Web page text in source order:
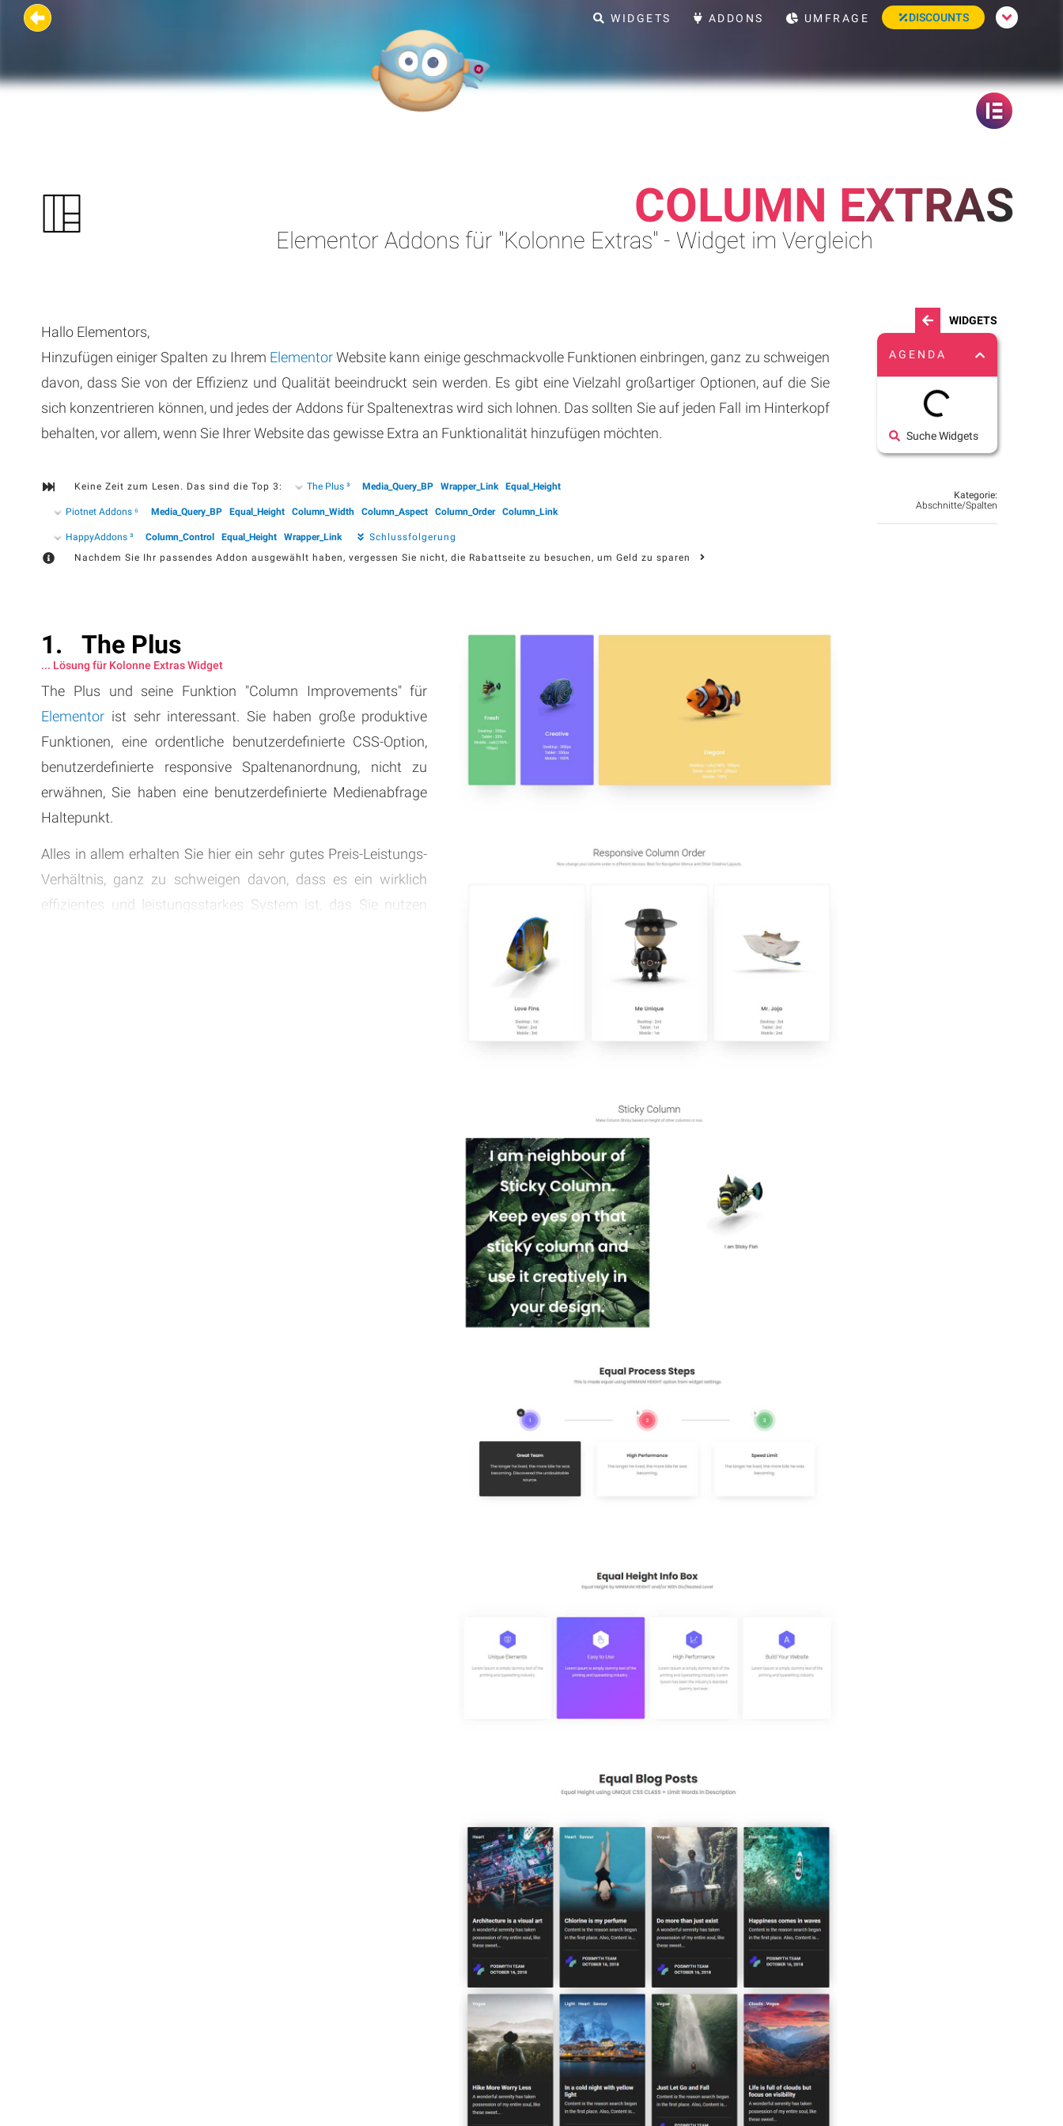
WIDGETS ADDONS UMFRAGE DISCOUNTS
COLUMN EXTRAS
Elementor Addons für "Kolonne Extras" - Widget im Vergleich
Hallo Elementors,
Hinzufügen einiger Spalten zu Ihrem ElementorWebsite kann einige geschmackvolle Funktionen einbringen, ganz zu schweigen
davon, dass Sie von der Effizienz und Qualität beeindruckt sein werden. Es gibt eine Vielzahl großartiger Optionen, auf die Sie
sich konzentrieren können, und jedes der Addons für Spaltenextras wird sich lohnen. Das sollten Sie auf jeden Fall im Hinterkopf
behalten, vor allem, wenn Sie Ihrer Website das gewisse Extra an Funktionalität hinzufügen möchten.
Keine Zeit zum Lesen. Das sind die Top 3: The Plus ³ Media_Query_BP Wrapper_Link Equal_Height
Piotnet Addons ⁶ Media_Query_BP Equal_Height Column_Width Column_Aspect Column_Order Column_Link
HappyAddons ³ Column_Control Equal_Height Wrapper_Link
Schlussfolgerung
Nachdem Sie Ihr passendes Addon ausgewählt haben, vergessen Sie nicht, die Rabattseite zu besuchen, um Geld zu sparen
The Plus
... Lösung für Kolonne Extras Widget
The Plus und seine Funktion "Column Improvements" für
Elementor ist sehr interessant. Sie haben große produktive
Funktionen, eine ordentliche benutzerdefinierte CSS-Option,
benutzerdefinierte responsive Spaltenanordnung, nicht zu
erwähnen, Sie haben eine benutzerdefinierte Medienabfrage
Haltepunkt.
Alles in allem erhalten Sie hier ein sehr gutes Preis-Leistungs-
Verhältnis, ganz zu schweigen davon, dass es ein wirklich
effizientes und leistungsstarkes System ist, das Sie nutzen
WIDGETS
AGENDA
Suche Widgets
Kategorie:
Abschnitte/Spalten